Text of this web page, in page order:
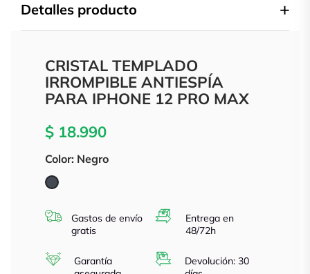
Detalles producto
CRISTAL TEMPLADO
IRROMPIBLE ANTIESPÍA
PARA IPHONE 12 PRO MAX
$ 18.990
Color: Negro
Negro
Gastos de envío
gratis
Entrega en
48/72h
Garantía
Devolución: 30